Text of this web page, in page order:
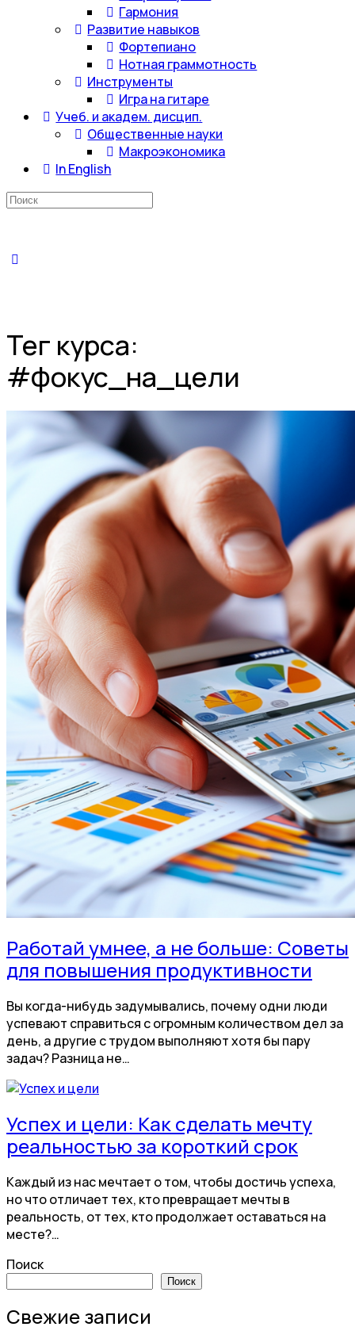
Гармония
Развитие навыков
Фортепиано
Нотная граммотность
Инструменты
Игра на гитаре
Учеб. и академ. дисцип.
Общественные науки
Макроэкономика
In English
Искать:
Тег курса:
#фокус_на_цели
Работай умнее, а не больше: Советы
для повышения продуктивности
Вы когда-нибудь задумывались, почему одни люди
успевают справиться с огромным количеством дел за
день, а другие с трудом выполняют хотя бы пару
задач? Разница не…
Успех и цели: Как сделать мечту
реальностью за короткий срок
Каждый из нас мечтает о том, чтобы достичь успеха,
но что отличает тех, кто превращает мечты в
реальность, от тех, кто продолжает оставаться на
месте?…
Поиск
Поиск
Свежие записи